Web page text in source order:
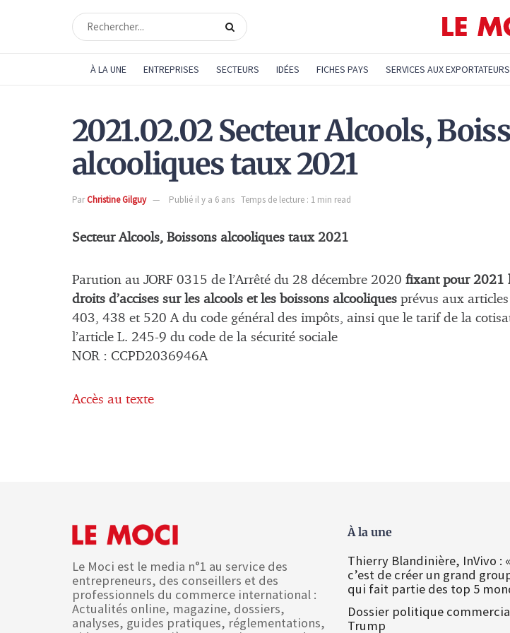
À LA UNE ENTREPRISES SECTEURS IDÉES FICHES PAYS SERVICES AUX EXPORTATEURS
2021.02.02 Secteur Alcools,
alcooliques taux 2021
ParChristine Gilguy Publié il y a 6 ans Temps de lecture : 1 min read
Secteur Alcools, Boissons alcooliques taux 2021
Parution au JORF 0315 de l’Arrêté du 28 décembre 2020 fixant pour 2021
droits d’accises sur les alcools et les boissons alcooliques prévus aux
403, 438 et 520 A du code général des impôts, ainsi que le tarif de la
l’article L. 245-9 du code de la sécurité sociale
NOR : CCPD2036946A
Accès au texte
Le Moci est le media n°1 au service des
entrepreneurs, des conseillers et des
professionnels du commerce international :
Actualités online, magazine, dossiers,
analyses, guides pratiques, réglementations,
À la une
Thierry Blandinière, InVivo :
c’est de créer un grand
qui fait partie des top 5
Dossier politique
Trump